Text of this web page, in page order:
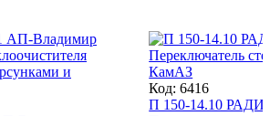
Код: 6416
П 150-14.10